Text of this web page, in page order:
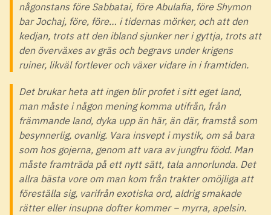
någonstans före Sabbatai, före Abulafia, före Shymon
bar Jochaj, före, före… i tidernas mörker, och att den
kedjan, trots att den ibland sjunker ner i gyttja, trots att
den överväxes av gräs och begravs under krigens
ruiner, likväl fortlever och växer vidare in i framtiden.
Det brukar heta att ingen blir profet i sitt eget land,
man måste i någon mening komma utifrån, från
främmande land, dyka upp än här, än där, framstå som
besynnerlig, ovanlig. Vara insvept i mystik, om så bara
som hos gojerna, genom att vara av jungfru född. Man
måste framträda på ett nytt sätt, tala annorlunda. Det
allra bästa vore om man kom från trakter omöjliga att
föreställa sig, varifrån exotiska ord, aldrig smakade
rätter eller insupna dofter kommer − myrra, apelsin.